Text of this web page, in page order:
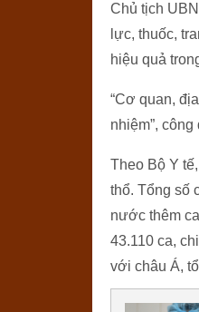
Chủ tịch
lực, thuốc,
hiệu quả
“Cơ quan,
nhiệm”,
Theo Bộ Y
thổ. Tổng số
nước thêm
43.110 ca,
với châu Á,